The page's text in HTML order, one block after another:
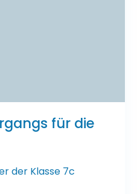
für die
der Klasse 7c